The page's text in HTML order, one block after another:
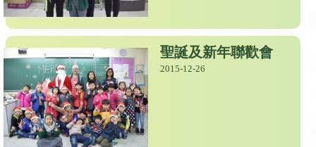
聖誕及新年聯歡會
2015-12-26